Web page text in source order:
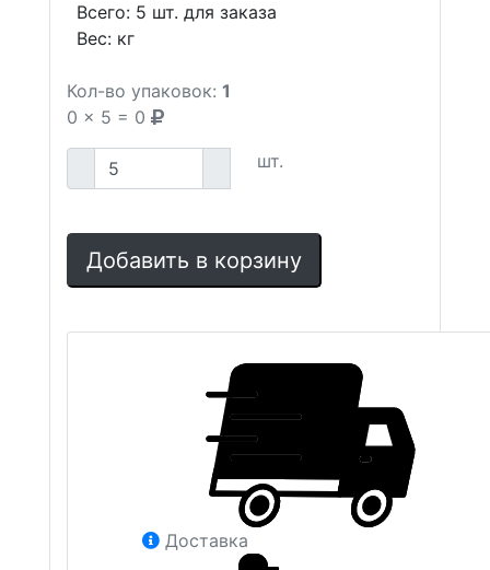
Всего: 5 шт. для заказа
Вес: кг
Кол-во упаковок: 1
0 x 5 = 0
шт.
Добавить в корзину
Доставка